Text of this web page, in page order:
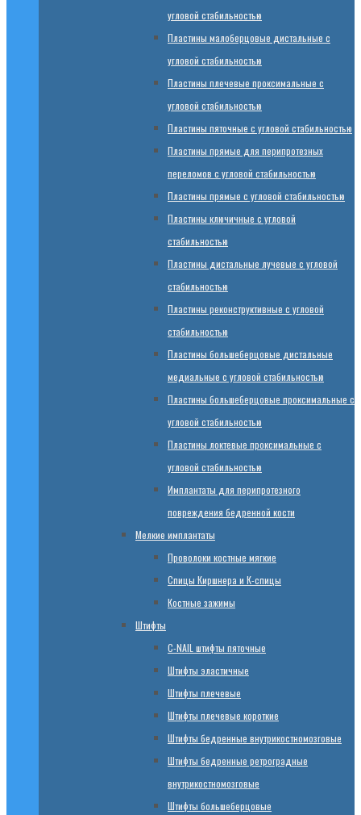
угловой стабильностью
Пластины малоберцовые дистальные с
угловой стабильностью
Пластины плечевые проксимальные с
угловой стабильностью
Пластины пяточные с угловой стабильностью
Пластины прямые для перипротезных
переломов с угловой стабильностью
Пластины прямые с угловой стабильностью
Пластины ключичные с угловой
стабильностью
Пластины дистальные лучевые с угловой
стабильностью
Пластины реконструктивные с угловой
стабильностью
Пластины большеберцовые дистальные
медиальные с угловой стабильностью
Пластины большеберцовые проксимальные с
угловой стабильностью
Пластины локтевые проксимальные с
угловой стабильностью
Имплантаты для перипротезного
повреждения бедренной кости
Мелкие имплантаты
Проволоки костные мягкие
Спицы Киршнера и К-спицы
Костные зажимы
Штифты
C-NAIL штифты пяточные
Штифты эластичные
Штифты плечевые
Штифты плечевые короткие
Штифты бедренные внутрикостномозговые
Штифты бедренные ретроградные
внутрикостномозговые
Штифты большеберцовые